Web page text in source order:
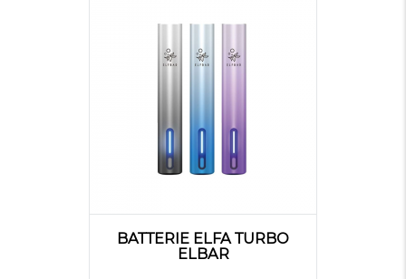
BATTERIE ELFA TURBO
ELBAR